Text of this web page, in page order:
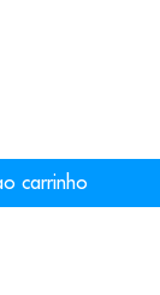
carrinho